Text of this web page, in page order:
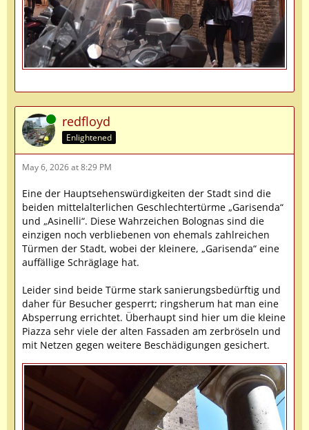
Online redfloyd
Enlightened
May 6, 2026 at 8:29 PM
Eine der Hauptsehenswürdigkeiten der Stadt sind die
beiden mittelalterlichen Geschlechtertürme „Garisenda“
und „Asinelli“. Diese Wahrzeichen Bolognas sind die
einzigen noch verbliebenen von ehemals zahlreichen
Türmen der Stadt, wobei der kleinere, „Garisenda“ eine
auffällige Schräglage hat.
Leider sind beide Türme stark sanierungsbedürftig und
daher für Besucher gesperrt; ringsherum hat man eine
Absperrung errichtet. Überhaupt sind hier um die kleine
Piazza sehr viele der alten Fassaden am zerbröseln und
mit Netzen gegen weitere Beschädigungen gesichert.